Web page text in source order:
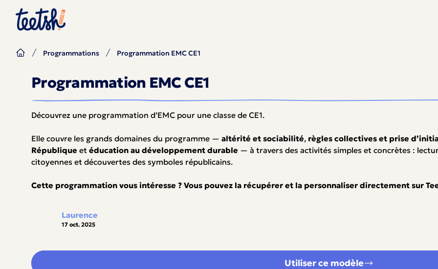
Programmations Programmation EMC CE1
Programmation EMC CE1
Découvrez une programmation d’EMC pour une classe de CE1.
Elle couvre les grands domaines du programme — altérité et sociabilité, règles collectives et prise
République et éducation au développement durable — à travers des activités simples et concrètes :
citoyennes et découvertes des symboles républicains.
Cette programmation vous intéresse ? Vous pouvez la récupérer et la personnaliser directement sur
Laurence
17 oct. 2025
Utiliser ce modèle